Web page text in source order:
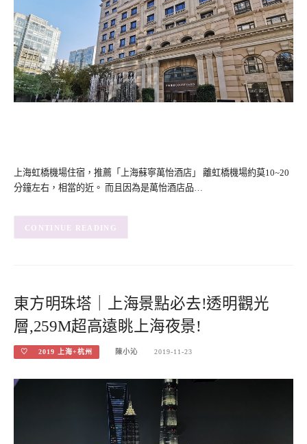
上海虹橋機場住宿，推薦「上海蘇寧萬怡酒店」 離虹橋機場約莫10~20
分鐘左右，相當的近。 而且因為是萬怡酒店品…
CONTINUE READING
東方明珠塔｜上海景點必去!透明觀光
層,259M超高遠眺上海夜景!
♡ 2019 上海+杭州 陳小沁 2019-11-23